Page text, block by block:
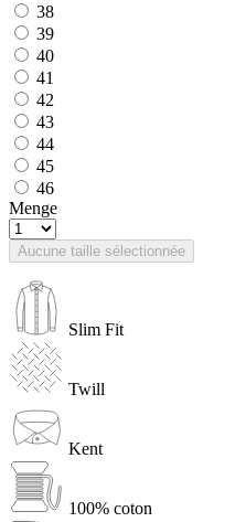
38
39
40
41
42
43
44
45
46
Menge
Aucune taille sélectionnée
Slim Fit
Twill
Kent
100% coton